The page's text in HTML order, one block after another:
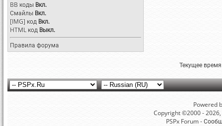
BB коды Вкл.
Смайлы Вкл.
[IMG] код Вкл.
HTML код Выкл.
Правила форума
Текущее
Powered
Copyright ©2000 -
PSPx Forum -